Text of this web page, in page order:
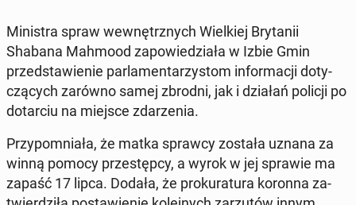
Mi­ni­stra spraw we­wnętrz­nych Wiel­kiej Bry­ta­nii
Shabana Mahmood za­po­wie­dzia­ła w Izbie Gmin
przed­sta­wie­nie par­la­men­ta­rzy­stom in­for­ma­cji do­ty­
czą­cych zarówno samej zbrodni, jak i działań policji po
do­tar­ciu na miejsce zda­rze­nia.
Przy­po­mnia­ła, że matka sprawcy została uznana za
winną pomocy prze­stęp­cy, a wyrok w jej sprawie ma
zapaść 17 lipca. Dodała, że pro­ku­ra­tu­ra koronna za­